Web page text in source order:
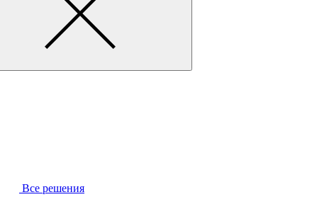
Все решения